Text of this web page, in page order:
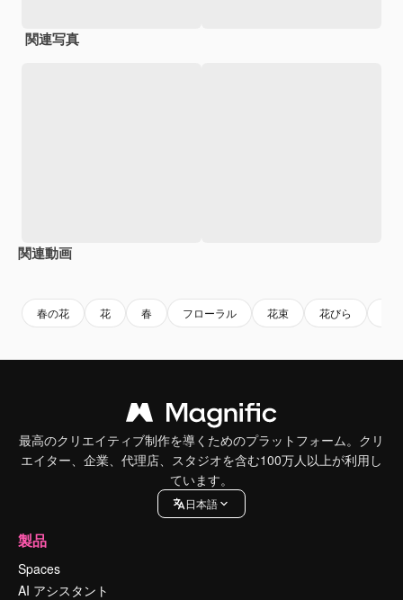
関連写真
関連動画
春の花 花 春 フローラル 花束 花びら
最高のクリエイティブ制作を導くためのプラットフォーム。クリ
エイター、企業、代理店、スタジオを含む100万人以上が利用し
ています。
日本語
製品
Spaces
AI アシスタント